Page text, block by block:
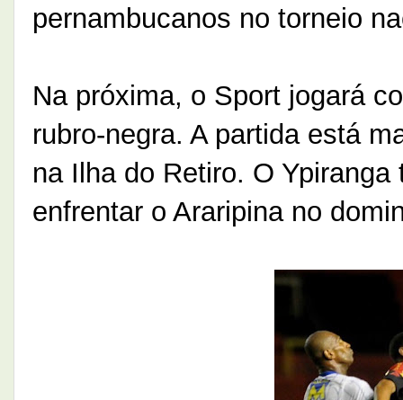
pernambucanos no torneio
Na próxima, o Sport jogará
rubro-negra. A partida está
na Ilha do Retiro. O
enfrentar o Araripina no